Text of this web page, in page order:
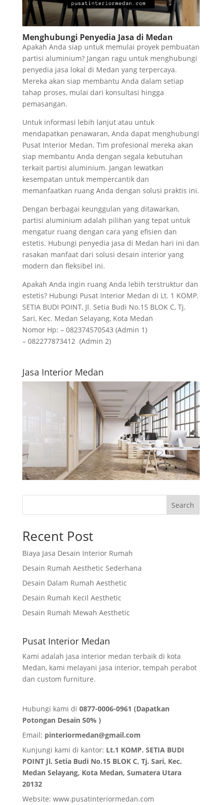
Menghubungi Penyedia Jasa di Medan
Apakah Anda siap untuk memulai proyek pembuatan
partisi aluminium? Jangan ragu untuk menghubungi
penyedia jasa lokal di Medan yang terpercaya.
Mereka akan siap membantu Anda dalam setiap
tahap proses, mulai dari konsultasi hingga
pemasangan.
Untuk informasi lebih lanjut atau untuk
mendapatkan penawaran, Anda dapat menghubungi
Pusat Interior Medan. Tim profesional mereka akan
siap membantu Anda dengan segala kebutuhan
terkait partisi aluminium. Jangan lewatkan
kesempatan untuk mempercantik dan
memanfaatkan ruang Anda dengan solusi praktis ini.
Dengan berbagai keunggulan yang ditawarkan,
partisi aluminium adalah pilihan yang tepat untuk
mengatur ruang dengan cara yang efisien dan
estetis. Hubungi penyedia jasa di Medan hari ini dan
rasakan manfaat dari solusi desain interior yang
modern dan fleksibel ini.
Apakah Anda ingin ruang Anda lebih terstruktur dan
estetis? Hubungi Pusat Interior Medan di Lt. 1 KOMP.
SETIA BUDI POINT, Jl. Setia Budi No.15 BLOK C, Tj.
Sari, Kec. Medan Selayang, Kota Medan
Nomor Hp: – 082374570543 (Admin 1)
– 082277873412 (Admin 2)
Jasa Interior Medan
Search
Recent Post
Biaya Jasa Desain Interior Rumah
Desain Rumah Aesthetic Sederhana
Desain Dalam Rumah Aesthetic
Desain Rumah Kecil Aesthetic
Desain Rumah Mewah Aesthetic
Pusat Interior Medan
Kami adalah jasa interior medan terbaik di kota
Medan, kami melayani jasa interior, tempah perabot
dan custom furniture.
Hubungi kami di 0877-0006-0961 (Dapatkan
Potongan Desain 50% )
Email: pinteriormedan@gmail.com
Kunjungi kami di kantor: Lt.1 KOMP. SETIA BUDI
POINT Jl. Setia Budi No.15 BLOK C, Tj. Sari, Kec.
Medan Selayang, Kota Medan, Sumatera Utara
20132
Website: www.pusatinteriormedan.com